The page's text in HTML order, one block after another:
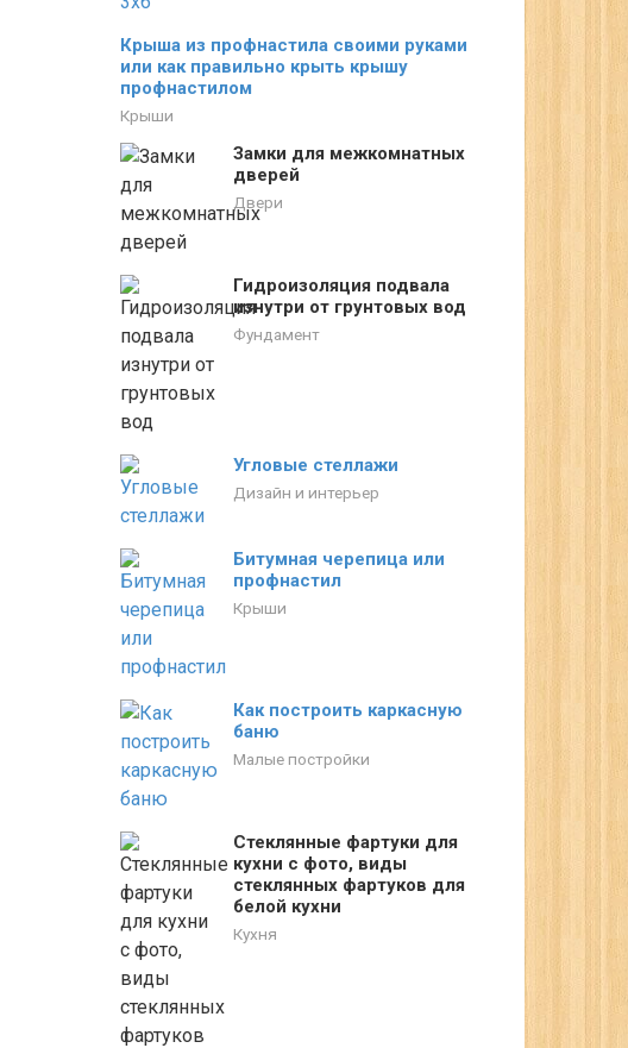
Крыша из профнастила своими руками
или как правильно крыть крышу
профнастилом
Крыши
Замки для межкомнатных
дверей
Двери
Гидроизоляция подвала
изнутри от грунтовых вод
Фундамент
Угловые стеллажи
Дизайн и интерьер
Битумная черепица или
профнастил
Крыши
Как построить каркасную
баню
Малые постройки
Стеклянные фартуки для
кухни с фото, виды
стеклянных фартуков для
белой кухни
Кухня